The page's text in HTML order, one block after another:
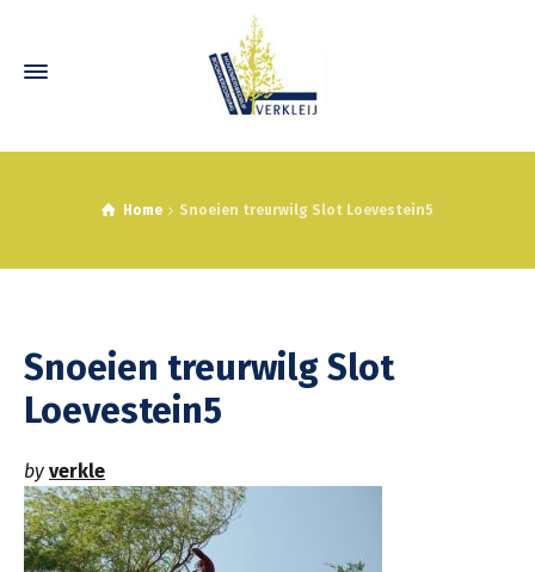
Home Snoeien treurwilg Slot Loevestein5
Snoeien treurwilg Slot
Loevestein5
by verkle